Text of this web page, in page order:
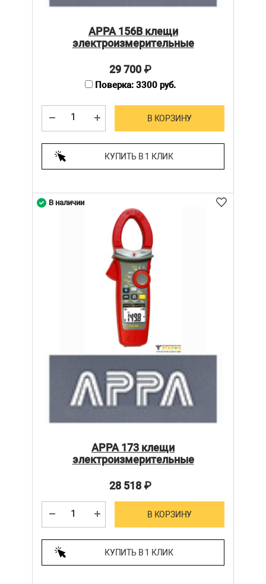
APPA 156B клещи
электроизмерительные
29 700₽
Поверка: 3300 руб.
В КОРЗИНУ
КУПИТЬ В 1 КЛИК
APPA 173 клещи
электроизмерительные
28 518₽
В КОРЗИНУ
КУПИТЬ В 1 КЛИК
В наличии